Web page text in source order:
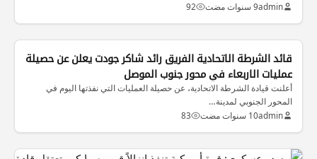
admin9 سنوات مضت 92
قائد الشرطة الاتحادية الفريق رائد شاكر جودت يعلن عن حصيلة
عمليات الاربعاء في محور جنوب الموصل
أعلنت قيادة الشرطة الاتحادية، عن حصيلة العمليات التي نفذتها اليوم في
المحور الجنوبي لمدينة…
admin10 سنوات مضت 83